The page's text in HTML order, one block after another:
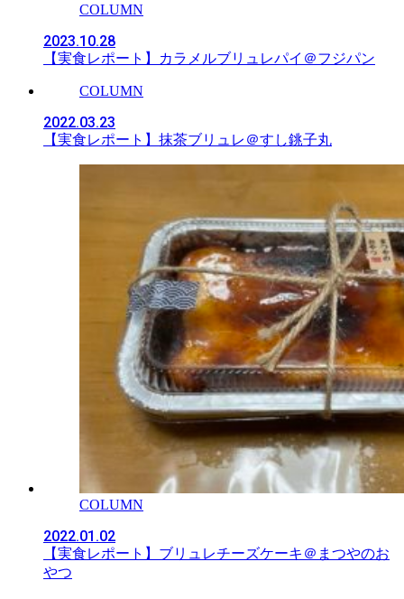
COLUMN
2023.10.28
【実食レポート】カラメルブリュレパイ＠フジパン
COLUMN
2022.03.23
【実食レポート】抹茶ブリュレ＠すし銚子丸
COLUMN
2022.01.02
【実食レポート】ブリュレチーズケーキ＠まつやのお
やつ